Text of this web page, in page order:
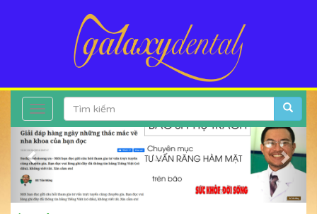
Toggle
navigation
--
Previous Next